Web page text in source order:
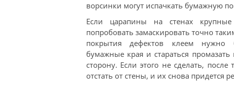
ворсинки могут испачкать бумажную
Если царапины на стенах
попробовать замаскировать точно
покрытия дефектов клеем нужно
бумажные края и стараться
сторону. Если этого не сделать,
отстать от стены, и их снова придется